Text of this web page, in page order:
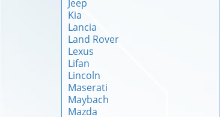
Jeep
Kia
Lancia
Land Rover
Lexus
Lifan
Lincoln
Maserati
Maybach
Mazda